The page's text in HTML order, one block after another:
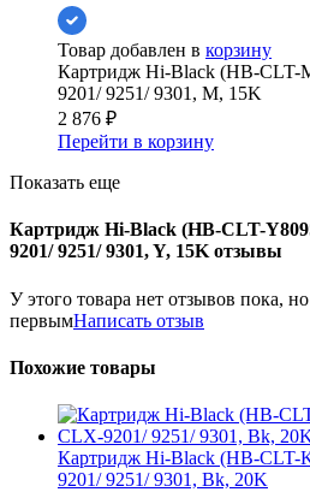
Товар добавлен в корзину
Картридж Hi-Black (HB-CLT-
9201/ 9251/ 9301, M, 15K
2 876 ₽
Перейти в корзину
Показать еще
Картридж Hi-Black (HB-CLT-
9201/ 9251/ 9301, Y, 15K отзывы
У этого товара нет отзывов пока,
первымНаписать отзыв
Похожие товары
Картридж Hi-Black (HB-CLT-
9201/ 9251/ 9301, Bk, 20K